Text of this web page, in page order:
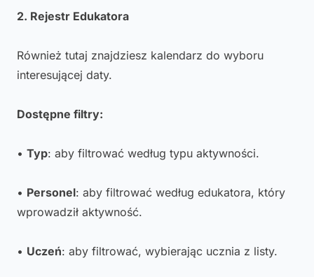
2. Rejestr Edukatora
Również tutaj znajdziesz kalendarz do wyboru
interesującej daty.
Dostępne filtry:
• Typ: aby filtrować według typu aktywności.
• Personel: aby filtrować według edukatora, który
wprowadził aktywność.
• Uczeń: aby filtrować, wybierając ucznia z listy.